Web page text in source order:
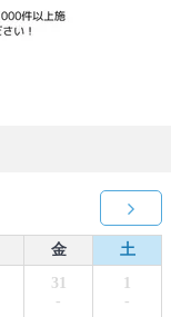
金
土
31
-
1
-